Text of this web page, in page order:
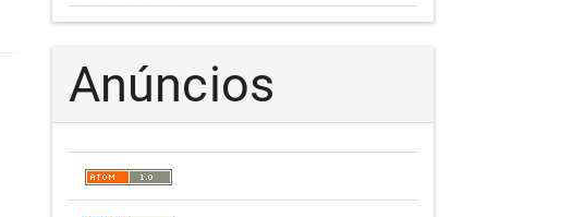
Anúncios